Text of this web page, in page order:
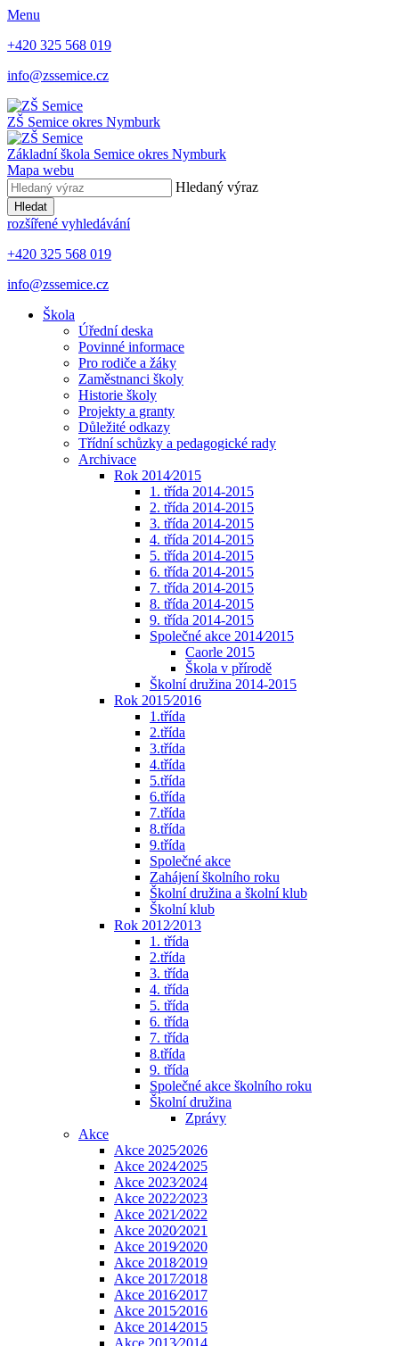
Menu
+420 325 568 019
info@zssemice.cz
ZŠ Semice okres Nymburk
Základní škola Semice okres Nymburk
Mapa webu
Hledaný výraz
Hledat
rozšířené vyhledávání
+420 325 568 019
info@zssemice.cz
Škola
Úřední deska
Povinné informace
Pro rodiče a žáky
Zaměstnanci školy
Historie školy
Projekty a granty
Důležité odkazy
Třídní schůzky a pedagogické rady
Archivace
Rok 2014⁄2015
1. třída 2014-2015
2. třída 2014-2015
3. třída 2014-2015
4. třída 2014-2015
5. třída 2014-2015
6. třída 2014-2015
7. třída 2014-2015
8. třída 2014-2015
9. třída 2014-2015
Společné akce 2014⁄2015
Caorle 2015
Škola v přírodě
Školní družina 2014-2015
Rok 2015⁄2016
1.třída
2.třída
3.třída
4.třída
5.třída
6.třída
7.třída
8.třída
9.třída
Společné akce
Zahájení školního roku
Školní družina a školní klub
Školní klub
Rok 2012⁄2013
1. třída
2.třída
3. třída
4. třída
5. třída
6. třída
7. třída
8.třída
9. třída
Společné akce školního roku
Školní družina
Zprávy
Akce
Akce 2025⁄2026
Akce 2024⁄2025
Akce 2023⁄2024
Akce 2022⁄2023
Akce 2021⁄2022
Akce 2020⁄2021
Akce 2019⁄2020
Akce 2018⁄2019
Akce 2017⁄2018
Akce 2016⁄2017
Akce 2015⁄2016
Akce 2014⁄2015
Akce 2013⁄2014